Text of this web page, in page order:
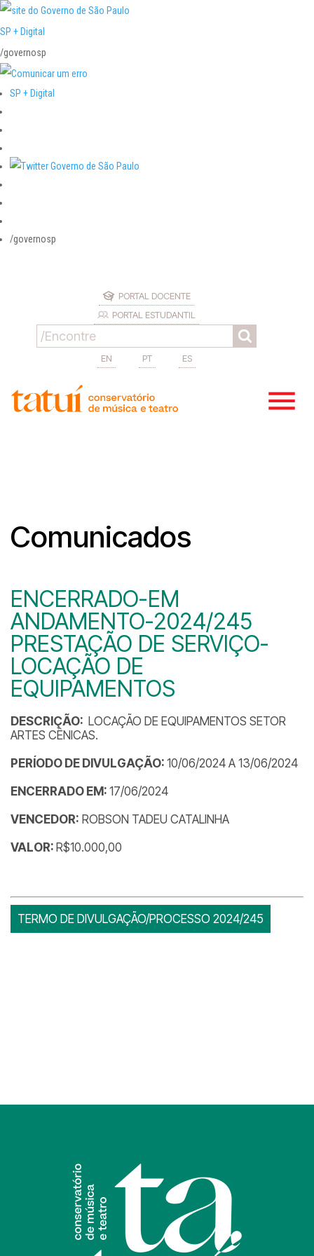
SP + Digital
/governosp
SP + Digital
/governosp
PORTAL DOCENTE
PORTAL ESTUDANTIL
EN PT ES
Comunicados
ENCERRADO-EM
ANDAMENTO-2024/245
PRESTAÇÃO DE SERVIÇO-
LOCAÇÃO DE
EQUIPAMENTOS
DESCRIÇÃO: LOCAÇÃO DE EQUIPAMENTOS SETOR
ARTES CÊNICAS.
PERÍODO DE DIVULGAÇÃO: 10/06/2024 A 13/06/2024
ENCERRADO EM: 17/06/2024
VENCEDOR: ROBSON TADEU CATALINHA
VALOR: R$10.000,00
TERMO DE DIVULGAÇÃO/PROCESSO 2024/245